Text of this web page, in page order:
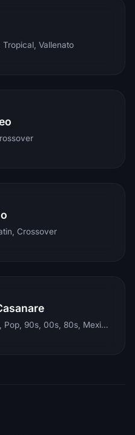
Vallenato
Crossover
Electronic, Rock, Pop, 90s, 00s, 80s, Mexican, Ranchera, Reggaeton, Instrumental, Salsa, Merengue, Tropical, Romantic, Vallenato, Llanera